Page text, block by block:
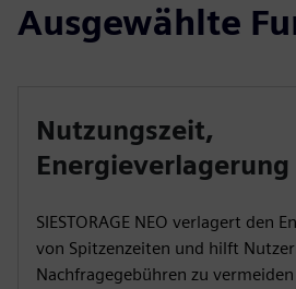
Ausgewählte
Nutzungszeit,
Energieverlagerung
SIESTORAGE NEO verlagert den
von Spitzenzeiten und hilft
Nachfragegebühren zu